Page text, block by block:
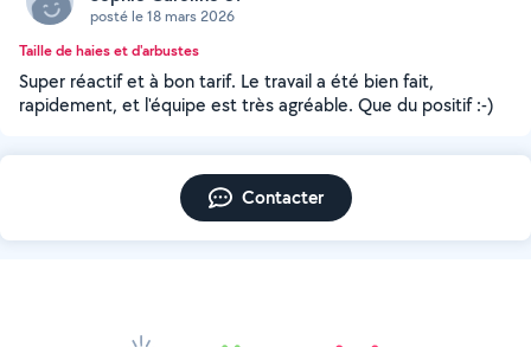
posté le 18 mars 2026
Taille de haies et d'arbustes
Super réactif et à bon tarif. Le travail a été bien fait,
rapidement, et l'équipe est très agréable. Que du positif :-)
Contacter